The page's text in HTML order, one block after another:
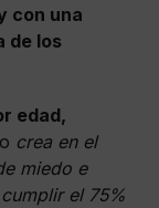
con una
de los
edad,
crea en el
miedo e
el 75%